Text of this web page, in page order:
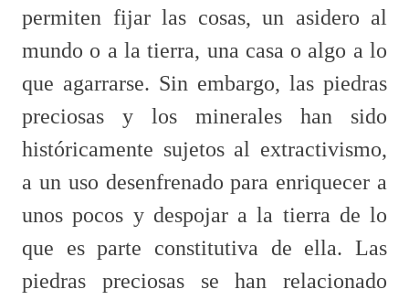
permiten fijar las cosas, un asidero al
mundo o a la tierra, una casa o algo a lo
que agarrarse. Sin embargo, las piedras
preciosas y los minerales han sido
históricamente sujetos al extractivismo,
a un uso desenfrenado para enriquecer a
unos pocos y despojar a la tierra de lo
que es parte constitutiva de ella. Las
piedras preciosas se han relacionado